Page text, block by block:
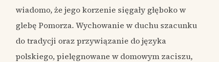
wiadomo, że jego korzenie sięgały głęboko w
glebę Pomorza. Wychowanie w duchu szacunku
do tradycji oraz przywiązanie do języka
polskiego, pielęgnowane w domowym zaciszu,